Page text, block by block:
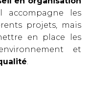
accompagne les
projets, mais
en place les
et
.